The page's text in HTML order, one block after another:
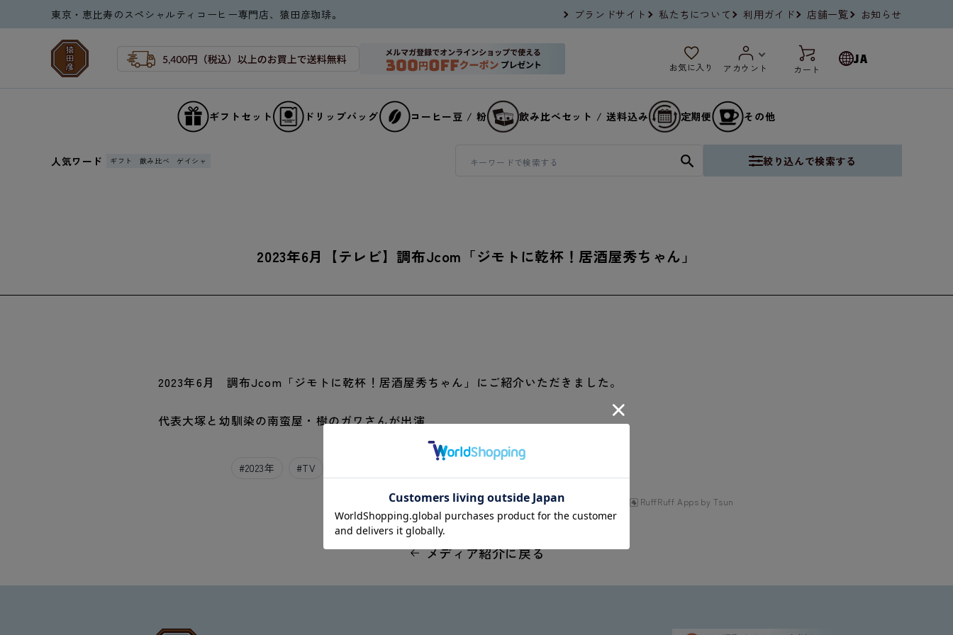
ンツに
進む
東京・恵比寿のスペシャルティコーヒー専門店、猿田彦珈琲。 ブランドサイト 私たちについて 利用ガイド 店舗一覧 お知らせ
お気に入り アカウント カート
JA
ギフトセット ドリップバッグ コーヒー豆 / 粉 飲み比べセット / 送料込み 定期便 その他
人気ワード ギフト 飲み比べ ゲイシャ 絞り込んで検索する
2023年6月【テレビ】調布Jcom「ジモトに乾杯！居酒屋秀ちゃん」
2023年6月 調布Jcom「ジモトに乾杯！居酒屋秀ちゃん」にご紹介いただきました。
代表大塚と幼馴染の南蛮屋・樹のガワさんが出演
#2023年 #TV
RuffRuff Apps by Tsun
メディア紹介に戻る